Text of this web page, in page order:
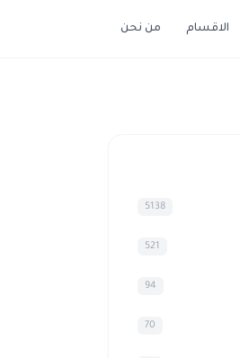
الاقسام من نحن
5138
521
94
70